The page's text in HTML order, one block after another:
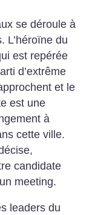
se déroule à
L’héroïne du
est repérée
d’extrême
et le
est une
à
cette ville.
candidate
meeting.
leaders du